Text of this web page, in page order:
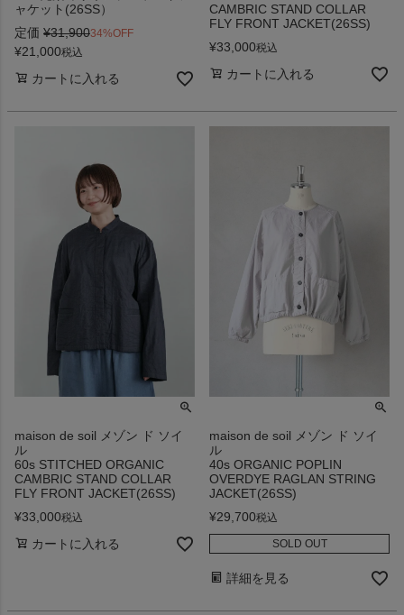
ャケット(26SS）
定価 ¥31,90034%OFF
¥21,000税込
カートに入れる
CAMBRIC STAND COLLAR
FLY FRONT JACKET(26SS)
¥33,000税込
カートに入れる
maison de soil メゾン ド ソイ
ル
60s STITCHED ORGANIC
CAMBRIC STAND COLLAR
FLY FRONT JACKET(26SS)
¥33,000税込
カートに入れる
maison de soil メゾン ド ソイ
ル
40s ORGANIC POPLIN
OVERDYE RAGLAN STRING
JACKET(26SS)
¥29,700税込
SOLD OUT
詳細を見る